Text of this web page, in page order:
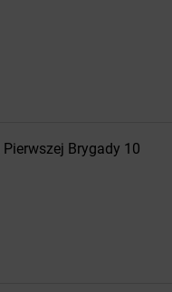
Pierwszej Brygady 10